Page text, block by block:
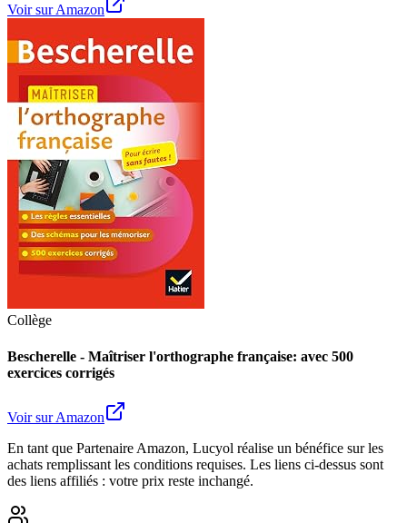
Voir sur Amazon
Collège
Bescherelle - Maîtriser l'orthographe française: avec 500
exercices corrigés
Voir sur Amazon
En tant que Partenaire Amazon, Lucyol réalise un bénéfice sur les
achats remplissant les conditions requises. Les liens ci-dessus sont
des liens affiliés : votre prix reste inchangé.